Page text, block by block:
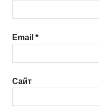
Email *
Сайт